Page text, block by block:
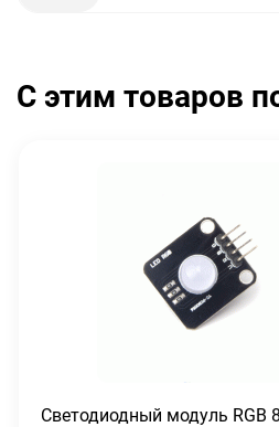
С этим товаров
Светодиодный модуль RGB